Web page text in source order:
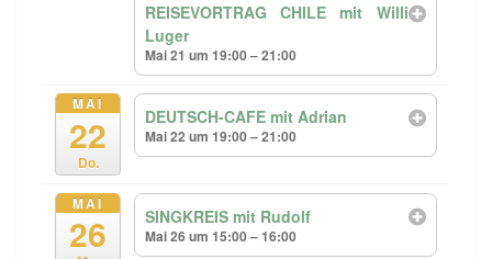
REISEVORTRAG CHILE mit Willi
Luger
Mai 21 um 19:00 – 21:00
MAI
22
Do.
DEUTSCH-CAFE mit Adrian
Mai 22 um 19:00 – 21:00
MAI
26 SINGKREIS mit Rudolf
Mai 26 um 15:00 – 16:00